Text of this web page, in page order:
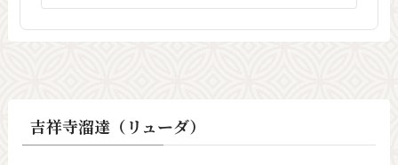
吉祥寺溜達（リューダ）